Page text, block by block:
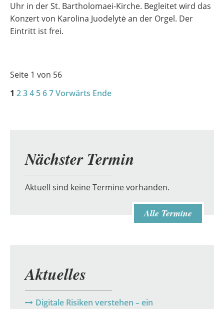
Uhr in der St. Bartholomaei-Kirche. Begleitet wird das
Konzert von Karolina Juodelytė an der Orgel. Der
Eintritt ist frei.
Seite 1 von 56
1 234 567Vorwärts Ende
Nächster Termin
Aktuell sind keine Termine vorhanden.
Alle Termine
Aktuelles
Digitale Risiken verstehen – ein